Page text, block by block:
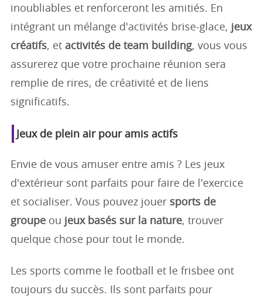
inoubliables et renforceront les amitiés. En
intégrant un mélange d'activités brise-glace, jeux
créatifs, et activités de team building, vous vous
assurerez que votre prochaine réunion sera
remplie de rires, de créativité et de liens
significatifs.
Jeux de plein air pour amis actifs
Envie de vous amuser entre amis ? Les jeux
d'extérieur sont parfaits pour faire de l'exercice
et socialiser. Vous pouvez jouer sports de
groupe ou jeux basés sur la nature, trouver
quelque chose pour tout le monde.
Les sports comme le football et le frisbee ont
toujours du succès. Ils sont parfaits pour